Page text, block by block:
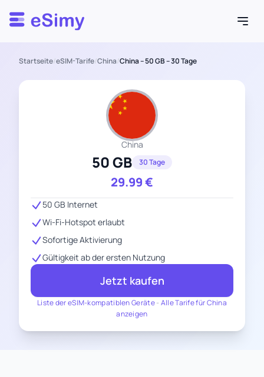
Esimy
Startseite/eSIM-Tarife/China/China – 50 GB – 30 Tage
China
50 GB 30 Tage
29.99€
Liste der eSIM-kompatiblen Geräte- Alle Tarife für China
anzeigen
50 GB Internet
Wi-Fi-Hotspot erlaubt
Sofortige Aktivierung
Gültigkeit ab der ersten Nutzung
Jetzt kaufen